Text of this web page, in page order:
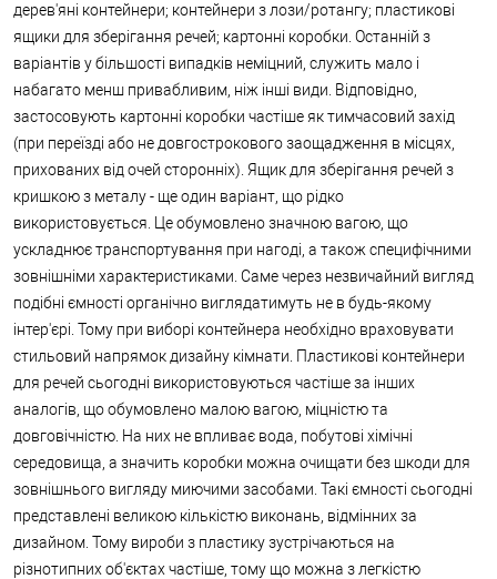
дерев'яні контейнери; контейнери з лози/ротангу; пластикові
ящики для зберігання речей; картонні коробки. Останній з
варіантів у більшості випадків неміцний, служить мало і
набагато менш привабливим, ніж інші види. Відповідно,
застосовують картонні коробки частіше як тимчасовий захід
(при переїзді або не довгострокового заощадження в місцях,
прихованих від очей сторонніх). Ящик для зберігання речей з
кришкою з металу - ще один варіант, що рідко
використовується. Це обумовлено значною вагою, що
ускладнює транспортування при нагоді, а також специфічними
зовнішніми характеристиками. Саме через незвичайний вигляд
подібні ємності органічно виглядатимуть не в будь-якому
інтер'єрі. Тому при виборі контейнера необхідно враховувати
стильовий напрямок дизайну кімнати. Пластикові контейнери
для речей сьогодні використовуються частіше за інших
аналогів, що обумовлено малою вагою, міцністю та
довговічністю. На них не впливає вода, побутові хімічні
середовища, а значить коробки можна очищати без шкоди для
зовнішнього вигляду миючими засобами. Такі ємності сьогодні
представлені великою кількістю виконань, відмінних за
дизайном. Тому вироби з пластику зустрічаються на
різнотипних об'єктах частіше, тому що можна з легкістю